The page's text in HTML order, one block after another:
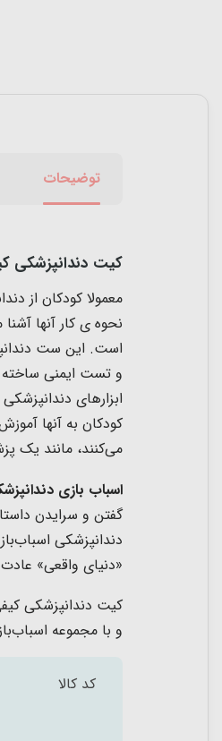
توضیحات
کیت
معمولا کودکان از
نحوه ی کار آنها
و تست ایمنی
کودکان به آنها
می‌کنند، مانند یک
اسباب بازی
گفتن و سرایدن
دندانپزشکی
«دنیای واقعی»
و با مجموعه
کد کالا